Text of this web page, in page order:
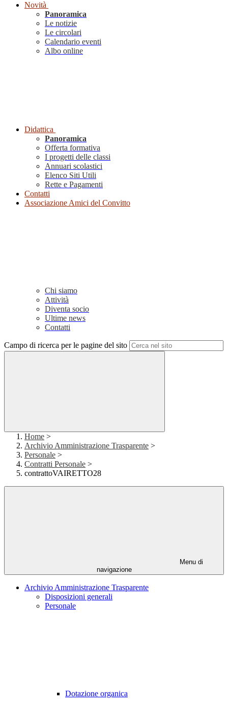
Novità
Panoramica
Le notizie
Le circolari
Calendario eventi
Albo online
Didattica
Panoramica
Offerta formativa
I progetti delle classi
Annuari scolastici
Elenco Siti Utili
Rette e Pagamenti
Contatti
Associazione Amici del Convitto
Chi siamo
Attività
Diventa socio
Ultime news
Contatti
Campo di ricerca per le pagine del sito
Home >
Archivio Amministrazione Trasparente >
Personale >
Contratti Personale >
contrattoVAIRETTO28
Menu di
navigazione
Archivio Amministrazione Trasparente
Disposizioni generali
Personale
Dotazione organica